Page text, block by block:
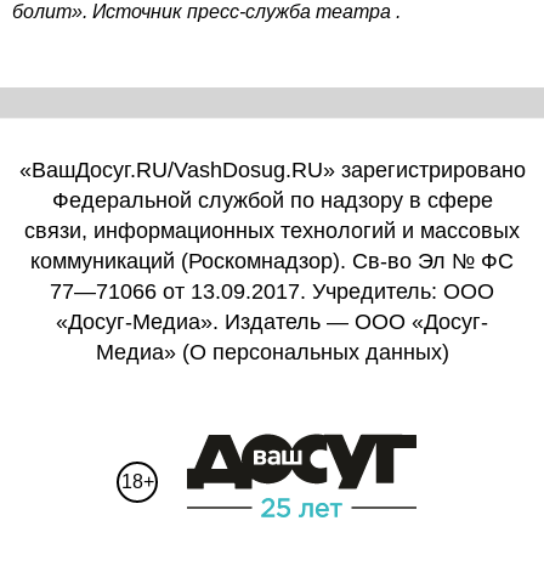
болит». Источник пресс-служба театра .
«ВашДосуг.RU/VashDosug.RU» зарегистрировано
Федеральной службой по надзору в сфере
связи, информационных технологий и массовых
коммуникаций (Роскомнадзор). Св-во Эл № ФС
77—71066 от 13.09.2017. Учредитель: ООО
«Досуг-Медиа». Издатель — ООО «Досуг-
Медиа» (О персональных данных)
18+